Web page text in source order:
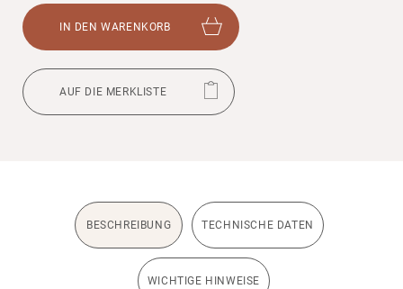
MENGE
IN DEN WAREN­KORB
AUF DIE MERK­LISTE
BESCHREIBUNG TECHNISCHE DATEN
WICHTIGE HINWEISE